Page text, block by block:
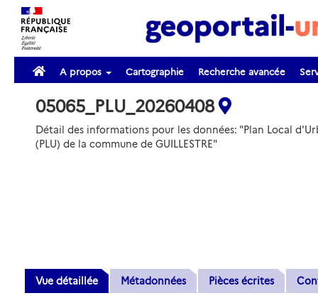
A propos Cartographie Recherche avancée
05065_PLU_20260408
Détail des informations pour les données: "Plan Local
(PLU) de la commune de GUILLESTRE"
Vue détaillée Métadonnées Pièces écrites